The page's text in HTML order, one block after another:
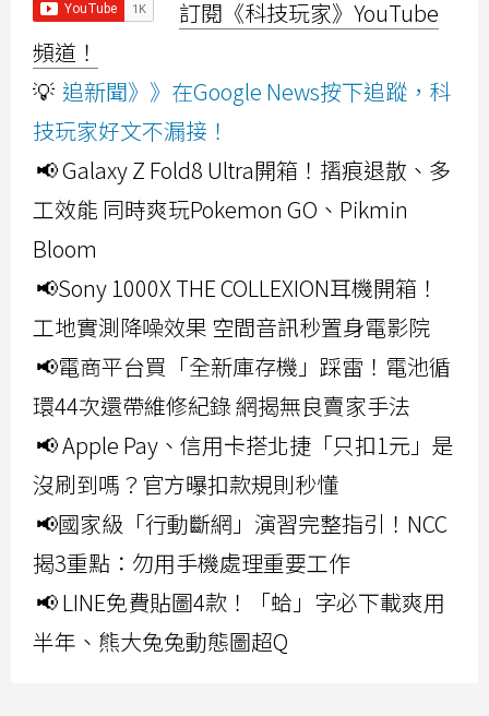
訂閱《科技玩家》YouTube
頻道！
💡 追新聞》》在Google News按下追蹤，科
技玩家好文不漏接！
📢 Galaxy Z Fold8 Ultra開箱！摺痕退散、多
工效能 同時爽玩Pokemon GO、Pikmin
Bloom
📢Sony 1000X THE COLLEXION耳機開箱！
工地實測降噪效果 空間音訊秒置身電影院
📢電商平台買「全新庫存機」踩雷！電池循
環44次還帶維修紀錄 網揭無良賣家手法
📢 Apple Pay、信用卡搭北捷「只扣1元」是
沒刷到嗎？官方曝扣款規則秒懂
📢國家級「行動斷網」演習完整指引！NCC
揭3重點：勿用手機處理重要工作
📢 LINE免費貼圖4款！「蛤」字必下載爽用
半年、熊大兔兔動態圖超Q